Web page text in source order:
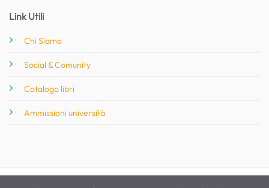
Link Utili
Chi Siamo
Social & Comunity
Catalogo libri
Ammissioni università